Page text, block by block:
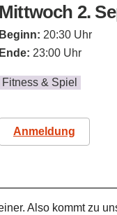
Mittwoch 2.
Beginn: 20:30 Uhr
Ende: 23:00 Uhr
Fitness & Spiel
Anmeldung
Also kommt zu